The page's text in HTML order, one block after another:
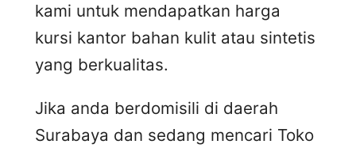
kami untuk mendapatkan harga
kursi kantor bahan kulit atau sintetis
yang berkualitas.
Jika anda berdomisili di daerah
Surabaya dan sedang mencari Toko